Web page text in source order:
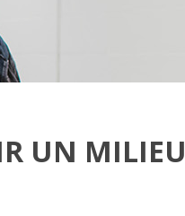
UN MILIEU